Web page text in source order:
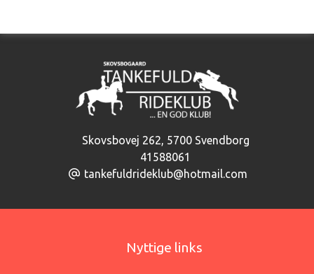
Skovsbovej 262, 5700 Svendborg
41588061
tankefuldrideklub@hotmail.com
Nyttige links